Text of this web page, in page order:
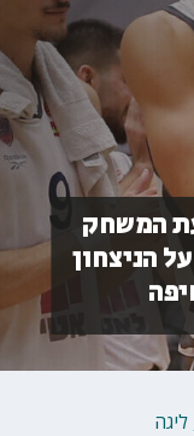
המשחק
הניצחון
ליגה